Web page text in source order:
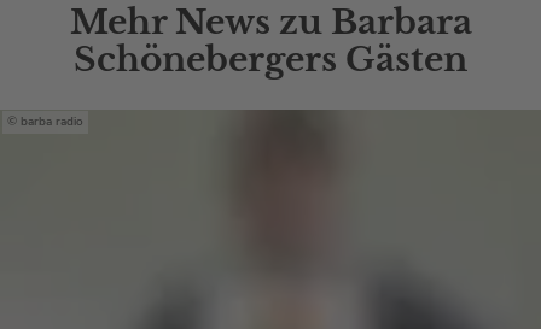
Mehr News zu Barbara
Schönebergers Gästen
barba radio